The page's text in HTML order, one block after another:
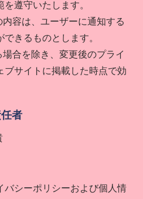
遵守いたします。
容は、ユーザーに通知する
きるものとします。
合を除き、変更後のプライ
ブサイトに掲載した時点で効
者
バシーポリシーおよび個人情